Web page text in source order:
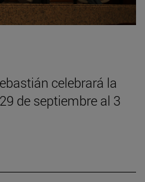
celebrará la
de septiembre al 3